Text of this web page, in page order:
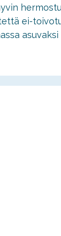
ei-